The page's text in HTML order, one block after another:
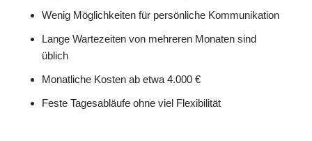
Wenig Möglichkeiten für persönliche Kommunikation
Lange Wartezeiten von mehreren Monaten sind
üblich
Monatliche Kosten ab etwa 4.000 €
Feste Tagesabläufe ohne viel Flexibilität